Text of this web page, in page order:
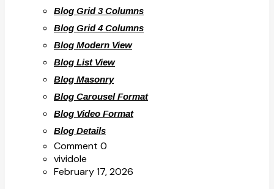
Blog Grid 3 Columns
Blog Grid 4 Columns
Blog Modern View
Blog List View
Blog Masonry
Blog Carousel Format
Blog Video Format
Blog Details
Comment 0
vividole
February 17, 2026